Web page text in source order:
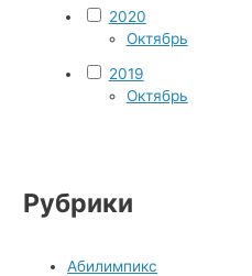
2020
Октябрь
2019
Октябрь
Рубрики
Абилимпикс